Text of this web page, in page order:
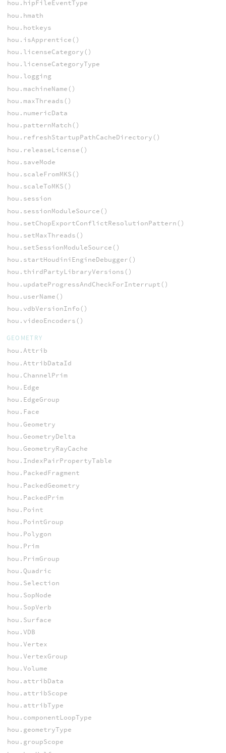
hou.hipFileEventType
hou.hmath
hou.hotkeys
hou.isApprentice()
hou.licenseCategory()
hou.licenseCategoryType
hou.logging
hou.machineName()
hou.maxThreads()
hou.numericData
hou.patternMatch()
hou.refreshStartupPathCacheDirectory()
hou.releaseLicense()
hou.saveMode
hou.scaleFromMKS()
hou.scaleToMKS()
hou.session
hou.sessionModuleSource()
hou.setChopExportConflictResolutionPattern()
hou.setMaxThreads()
hou.setSessionModuleSource()
hou.startHoudiniEngineDebugger()
hou.thirdPartyLibraryVersions()
hou.updateProgressAndCheckForInterrupt()
hou.userName()
hou.vdbVersionInfo()
hou.videoEncoders()
GEOMETRY
hou.Attrib
hou.AttribDataId
hou.ChannelPrim
hou.Edge
hou.EdgeGroup
hou.Face
hou.Geometry
hou.GeometryDelta
hou.GeometryRayCache
hou.IndexPairPropertyTable
hou.PackedFragment
hou.PackedGeometry
hou.PackedPrim
hou.Point
hou.PointGroup
hou.Polygon
hou.Prim
hou.PrimGroup
hou.Quadric
hou.Selection
hou.SopNode
hou.SopVerb
hou.Surface
hou.VDB
hou.Vertex
hou.VertexGroup
hou.Volume
hou.attribData
hou.attribScope
hou.attribType
hou.componentLoopType
hou.geometryType
hou.groupScope